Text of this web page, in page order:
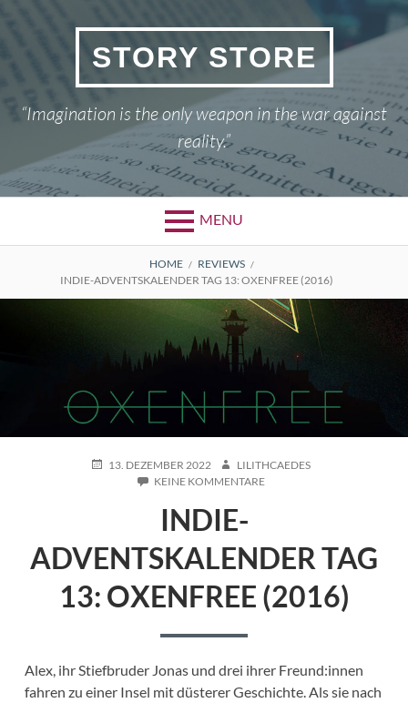
Skip
STORY STORE
“Imagination is the only weapon in the war against
reality.”
MENU
BREADCRUMBS
HOME
REVIEWS
INDIE-ADVENTSKALENDER TAG 13: OXENFREE (2016)
POSTED
13. DEZEMBER 2022 AUTHOR
LILITHCAEDES
KEINE KOMMENTAREZU
13:
OXENFREE
INDIE-
ADVENTSKALENDER TAG
13: OXENFREE (2016)
Alex, ihr Stiefbruder Jonas und drei ihrer Freund:innen
fahren zu einer Insel mit düsterer Geschichte. Als sie nach